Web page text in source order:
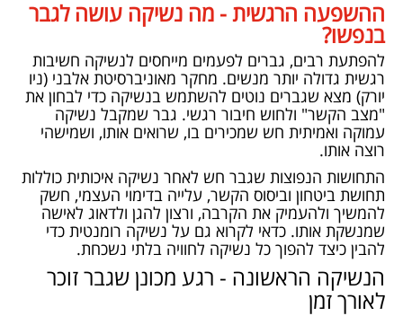
ההשפעה הרגשית - מה נשיקה עושה לגבר
בנפשו?
להפתעת רבים, גברים לפעמים מייחסים לנשיקה חשיבות
רגשית גדולה יותר מנשים. מחקר מאוניברסיטת אלבני (ניו
יורק) מצא שגברים נוטים להשתמש בנשיקה כדי לבחון את
"מצב הקשר" ולחוש חיבור רגשי. גבר שמקבל נשיקה
עמוקה ואמיתית חש שמכירים בו, שרואים אותו, ושמישהי
רוצה אותו.
התחושות הנפוצות שגבר חש לאחר נשיקה איכותית כוללות
תחושת ביטחון וביסוס הקשר, עלייה בדימוי העצמי, חשק
להמשיך ולהעמיק את הקרבה, ורצון להגן ולדאוג לאישה
שמנשקת אותו. כדאי לקרוא גם על נשיקה רומנטית כדי
להבין כיצד להפוך כל נשיקה לחוויה בלתי נשכחת.
הנשיקה הראשונה - רגע מכונן שגבר זוכר
לאורך זמן